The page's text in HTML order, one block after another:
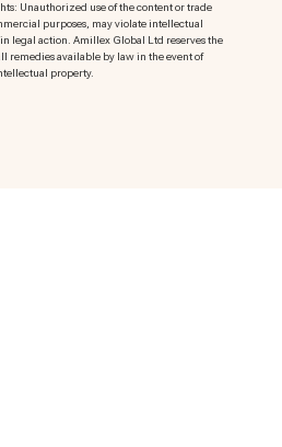
Unauthorized use of the content or trade
purposes, may violate intellectual
legal action. Amillex Global Ltd reserves the
remedies available by law in the event of
property.